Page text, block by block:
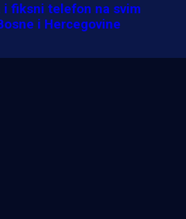
fiksni telefon na svim
i Hercegovine